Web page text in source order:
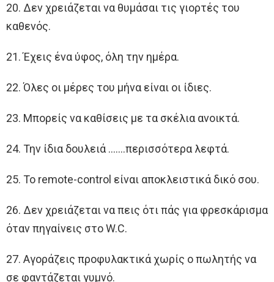
20. Δεν χρειάζεται να θυμάσαι τις γιορτές του
καθενός.
21. Έχεις ένα ύφος, όλη την ημέρα.
22. Όλες οι μέρες του μήνα είναι οι ίδιες.
23. Μπορείς να καθίσεις με τα σκέλια ανοικτά.
24. Την ίδια δουλειά …….περισσότερα λεφτά.
25. Το remote-control είναι αποκλειστικά δικό σου.
26. Δεν χρειάζεται να πεις ότι πάς για φρεσκάρισμα
όταν πηγαίνεις στο W.C.
27. Αγοράζεις προφυλακτικά χωρίς ο πωλητής να
σε φαντάζεται γυμνό.